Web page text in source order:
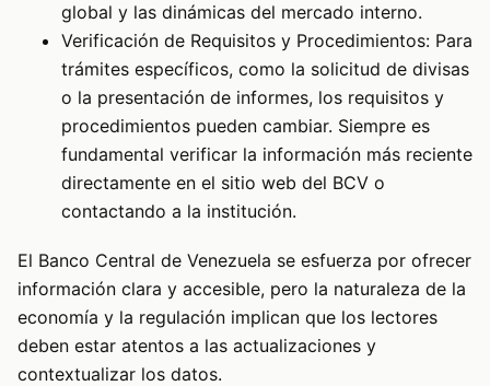
global y las dinámicas del mercado interno.
Verificación de Requisitos y Procedimientos: Para
trámites específicos, como la solicitud de divisas
o la presentación de informes, los requisitos y
procedimientos pueden cambiar. Siempre es
fundamental verificar la información más reciente
directamente en el sitio web del BCV o
contactando a la institución.
El Banco Central de Venezuela se esfuerza por ofrecer
información clara y accesible, pero la naturaleza de la
economía y la regulación implican que los lectores
deben estar atentos a las actualizaciones y
contextualizar los datos.